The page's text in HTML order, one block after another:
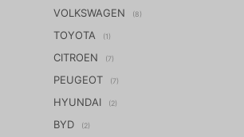
VOLKSWAGEN (8)
TOYOTA (1)
CITROEN (7)
PEUGEOT (7)
HYUNDAI (2)
BYD (2)